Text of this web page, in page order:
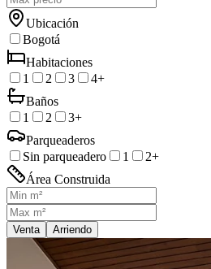
Ubicación
Bogotá
Habitaciones
1
2 3
4+
Baños
1
2
3+
Parqueaderos
Sin parqueadero
1
2+
Área Construida
Venta Arriendo